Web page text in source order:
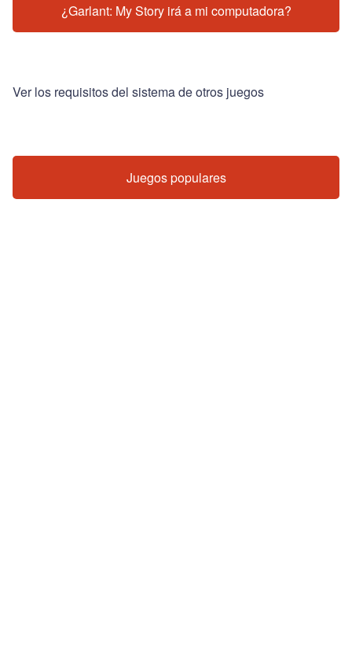
¿Garlant: My Story irá a mi computadora?
Ver los requisitos del sistema de otros juegos
Juegos populares